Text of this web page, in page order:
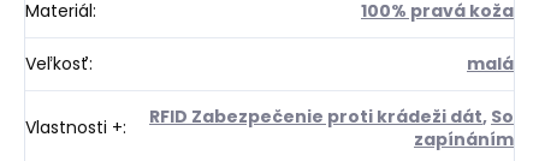
Materiál: 100% pravá koža
Veľkosť: malá
Vlastnosti +: RFID Zabezpečenie proti krádeži dát, So
zapínáním